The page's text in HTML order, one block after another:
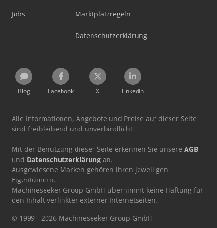
Jobs Marktplatzregeln
Datenschutzerklärung
Blog Facebook X LinkedIn
Alle Informationen, Angebote und Preise auf dieser Seite
sind freibleibend und unverbindlich!
Mit der Benutzung dieser Seite erkennen Sie unsere AGB
und Datenschutzerklärung an.
Ausgewiesene Marken gehören ihren jeweiligen
Eigentümern.
Machineseeker Group GmbH übernimmt keine Haftung für
den Inhalt verlinkter externer Internetseiten.
© 1999 - 2026 Machineseeker Group GmbH